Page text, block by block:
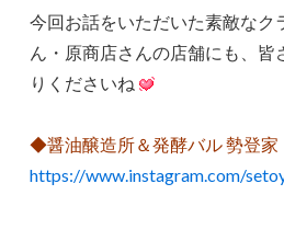
今回お話をいただいた素敵なク
ん・原商店さんの店舗にも、皆
りくださいね
◆醤油醸造所＆発酵バル 勢登家
https://www.instagram.com/